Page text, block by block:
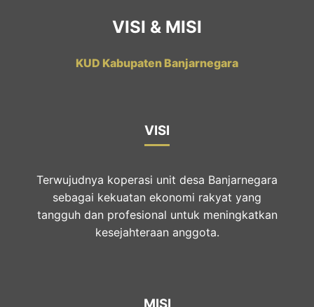
VISI & MISI
KUD Kabupaten Banjarnegara
VISI
Terwujudnya koperasi unit desa Banjarnegara
sebagai kekuatan ekonomi rakyat yang
tangguh dan profesional untuk meningkatkan
kesejahteraan anggota.
MISI